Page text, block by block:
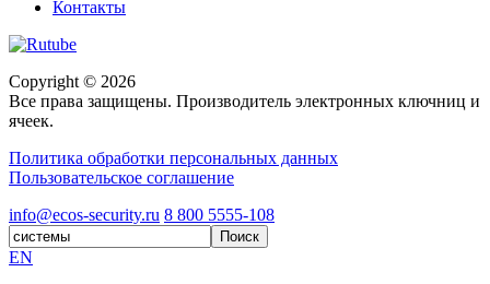
Контакты
Copyright © 2026
Все права защищены. Производитель электронных ключниц и
ячеек.
Политика обработки персональных данных
Пользовательское соглашение
info@ecos-security.ru 8 800 5555-108
EN